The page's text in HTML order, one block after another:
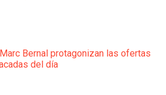
Bernal protagonizan las ofertas
del día